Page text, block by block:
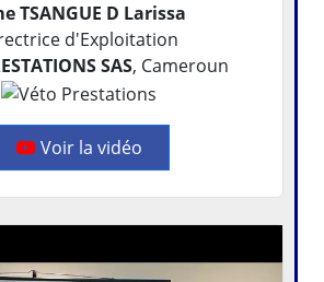
TSANGUE D Larissa
d'Exploitation
SAS, Cameroun
Voir la vidéo